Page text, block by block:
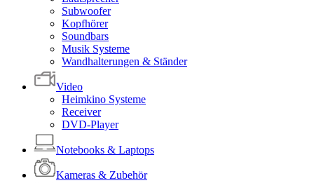
Subwoofer
Kopfhörer
Soundbars
Musik Systeme
Wandhalterungen & Ständer
Video
Heimkino Systeme
Receiver
DVD-Player
Notebooks & Laptops
Kameras & Zubehör